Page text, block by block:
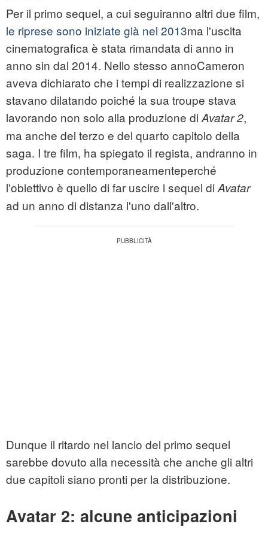
Per il primo sequel, a cui seguiranno altri due film,
le riprese sono iniziate già nel 2013ma l'uscita
cinematografica è stata rimandata di anno in
anno sin dal 2014. Nello stesso annoCameron
aveva dichiarato che i tempi di realizzazione si
stavano dilatando poiché la sua troupe stava
lavorando non solo alla produzione di Avatar 2,
ma anche del terzo e del quarto capitolo della
saga. I tre film, ha spiegato il regista, andranno in
produzione contemporaneamenteperché
l'obiettivo è quello di far uscire i sequel di Avatar
ad un anno di distanza l'uno dall'altro.
Dunque il ritardo nel lancio del primo sequel
sarebbe dovuto alla necessità che anche gli altri
due capitoli siano pronti per la distribuzione.
Avatar 2: alcune anticipazioni